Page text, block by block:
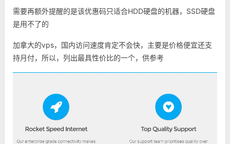
需要再额外提醒的是该优惠码只适合HDD硬盘的机器，SSD硬盘
是用不了的
加拿大的vps，国内访问速度肯定不会快，主要是价格便宜还支
持月付，所以，列出最具性价比的一个，供参考